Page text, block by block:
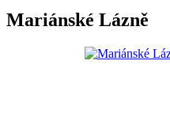
Mariánské Lázně